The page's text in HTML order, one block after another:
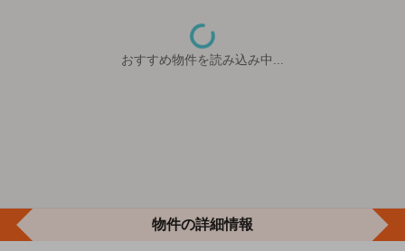
おすすめ物件を読み込み中...
物件の詳細情報